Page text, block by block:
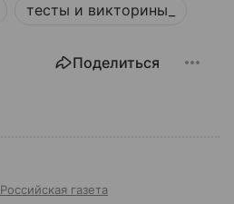
тесты и викторины_
Поделиться
Российская газета